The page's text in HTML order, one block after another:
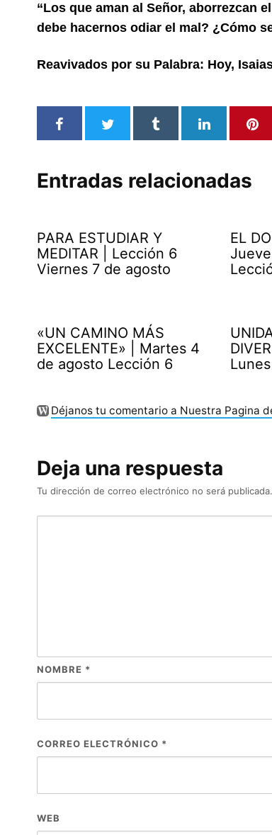
“Los que aman al Señor, aborrezcan
debe hacernos odiar el mal? ¿Cómo
Reavivados por su Palabra: Hoy,
Entradas relacionadas
PARA ESTUDIAR Y
MEDITAR | Lección 6
Viernes 7 de agosto
EL
«UN CAMINO MÁS
EXCELENTE» | Martes 4
de agosto Lección 6
Déjanos tu comentario a Nuestra Pagina
Deja una respuesta
Tu dirección de correo electrónico no será publicada.
NOMBRE *
CORREO ELECTRÓNICO *
WEB